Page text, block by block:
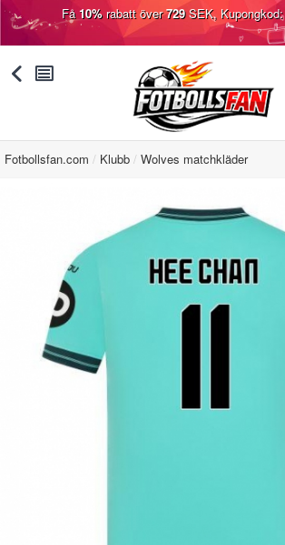
Få10%rabatt över729SEK, Kupongkod:
󰅯 󰂩
Fotbollsfan.com Klubb Wolves matchkläder